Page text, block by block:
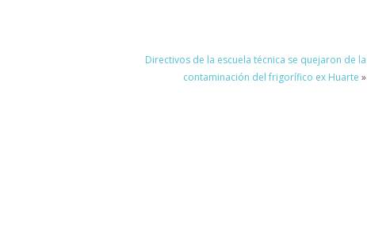
Directivos de la escuela técnica se quejaron de la
contaminación del frigorífico ex Huarte »